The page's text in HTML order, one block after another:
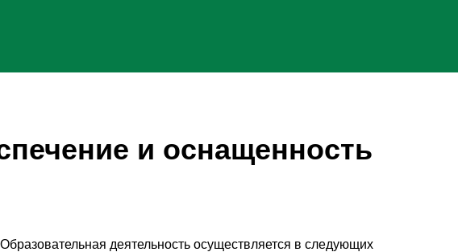
и оснащенность
деятельность осуществляется в следующих